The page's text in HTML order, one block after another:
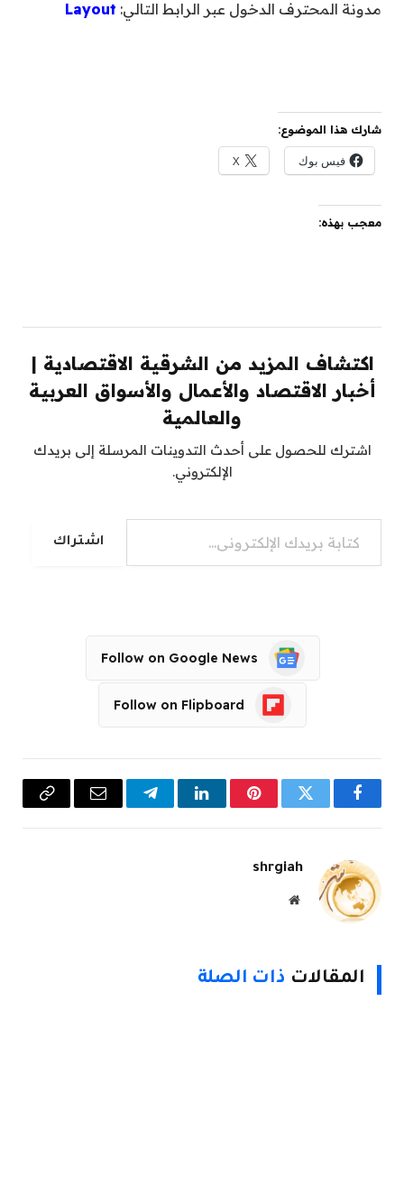
مدونة المحترف الدخول عبر الرابط التالي: Layout
شارك هذا الموضوع:
فيس بوك X
معجب بهذه:
اكتشاف المزيد من الشرقية الاقتصادية |
أخبار الاقتصاد والأعمال والأسواق العربية
والعالمية
اشترك للحصول على أحدث التدوينات المرسلة إلى بريدك
الإلكتروني.
كتابة بريدك الإلكتروني...
اشتراك
Follow on Google News
Follow on Flipboard
فيسبوكتويتر بينتيريستلينكدإن تيلقرام البريد
Copy
shrgiah
موقع
المقالات ذات الصلة